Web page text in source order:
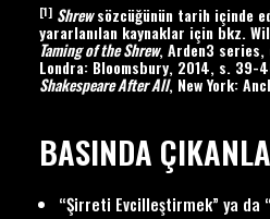
[1] Shrewsözcüğünün tarih içinde
yararlanılan kaynaklar için bkz.
Taming of the Shrew, Arden3 series,
Londra: Bloomsbury, 2014, s. 39-
Shakespeare After All, New York:
BASINDA
“Şirreti Evcilleştirmek” ya da